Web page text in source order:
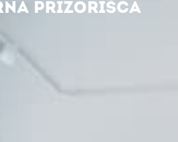
PRIZORIŠČA